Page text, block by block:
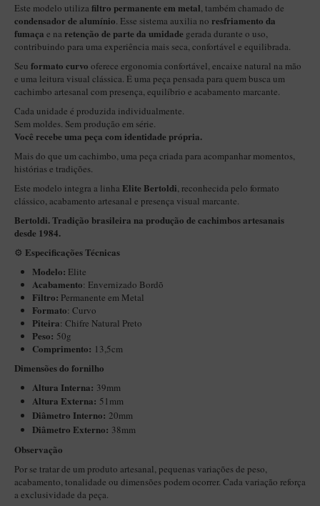
New Rose Polido
Petrus
Piccolo
Premium
Sextavado
Zuccardi
Encerado
Hobby
Speciale
BB Liso e Rústico
Barolo
CACHIMBOS ARTESANAIS DE BRIAR ITALIANO
Maestro – Briar Italiano
Churchwarden – Briar Italiano
Maestro Compacto – Briar Italiano
MONTE SEU KIT/INICIANTES
Blends Para Cachimbo
Cachimbos
Limpadores para Cachimbo
Este modelo utiliza filtro permanente em metal, também chamado de
condensador de alumínio. Esse sistema auxilia no resfriamento da
fumaça e na retenção de parte da umidade gerada durante o uso,
contribuindo para uma experiência mais seca, confortável e equilibrada.
Seu formato curvo oferece ergonomia confortável, encaixe natural na mão
e uma leitura visual clássica. É uma peça pensada para quem busca um
cachimbo artesanal com presença, equilíbrio e acabamento marcante.
Cada unidade é produzida individualmente.
Sem moldes. Sem produção em série.
Você recebe uma peça com identidade própria.
Mais do que um cachimbo, uma peça criada para acompanhar momentos,
histórias e tradições.
Este modelo integra a linha Elite Bertoldi, reconhecida pelo formato
clássico, acabamento artesanal e presença visual marcante.
Bertoldi. Tradição brasileira na produção de cachimbos artesanais
desde 1984.
⚙️ Especificações Técnicas
Modelo: Elite
Acabamento: Envernizado Bordõ
Filtro: Permanente em Metal
Formato: Curvo
Piteira: Chifre Natural Preto
Peso: 50g
Comprimento: 13,5cm
Dimensões do fornilho
Altura Interna: 39mm
Altura Externa: 51mm
Diâmetro Interno: 20mm
Diâmetro Externo: 38mm
Observação
Por se tratar de um produto artesanal, pequenas variações de peso,
acabamento, tonalidade ou dimensões podem ocorrer. Cada variação reforça
a exclusividade da peça.